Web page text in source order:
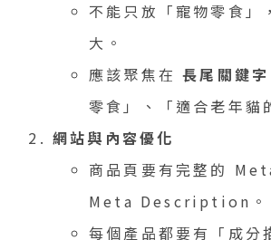
不能只放「寵物零食」
大。
應該聚焦在長尾關鍵字
零食」、「適合老年貓
網站與內容優化
商品頁要有完整的
Meta Description。
每個產品都要有「成分